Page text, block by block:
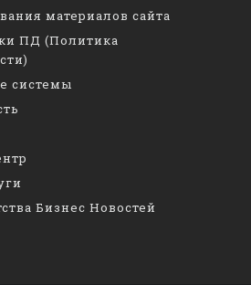
материалов сайта
ПД (Политика
системы
Бизнес Новостей